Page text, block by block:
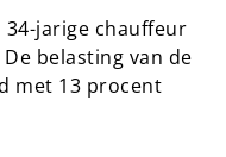
34-jarige chauffeur
belasting van de
met 13 procent